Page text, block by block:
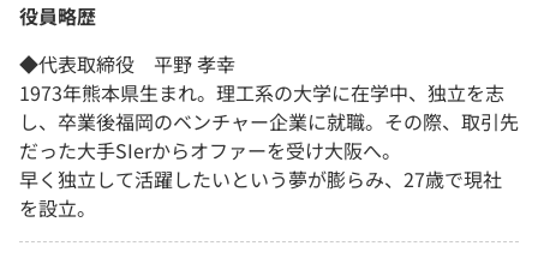
役員略歴
◆代表取締役 平野 孝幸
1973年熊本県生まれ。理工系の大学に在学中、独立を志
し、卒業後福岡のベンチャー企業に就職。その際、取引先
だった大手SIerからオファーを受け大阪へ。
早く独立して活躍したいという夢が膨らみ、27歳で現社
を設立。